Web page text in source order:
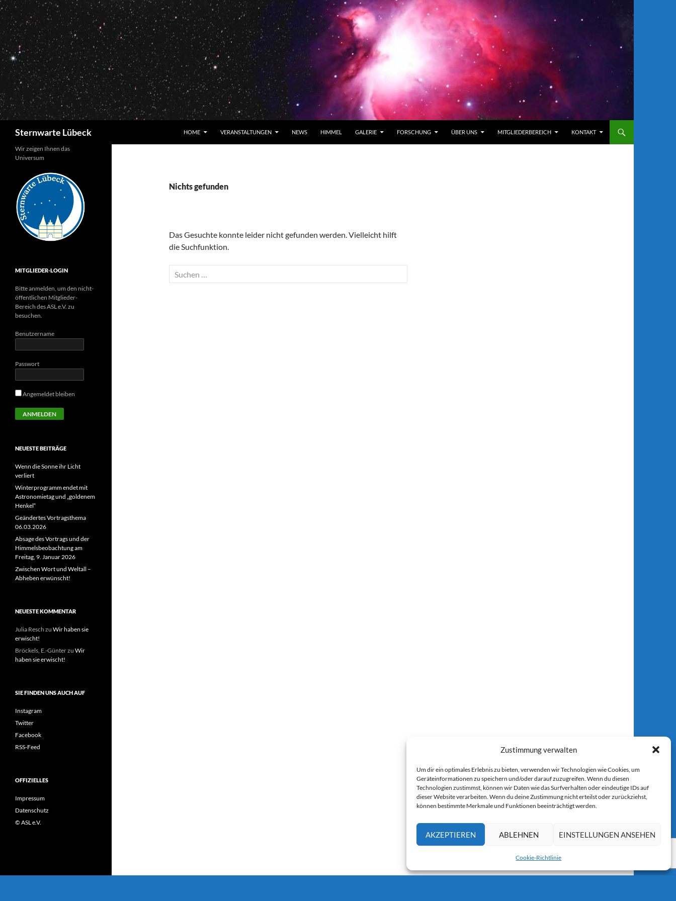
Zustimmung verwalten
Um dir ein optimales Erlebnis zu bieten, verwenden wir Technologien wie Cookies, um
Geräteinformationen zu speichern und/oder darauf zuzugreifen. Wenn du diesen
Technologien zustimmst, können wir Daten wie das Surfverhalten oder eindeutige IDs auf
dieser Website verarbeiten. Wenn du deine Zustimmung nicht erteilst oder zurückziehst,
können bestimmte Merkmale und Funktionen beeinträchtigt werden.
AKZEPTIEREN ABLEHNEN EINSTELLUNGEN ANSEHEN
Cookie-Richtlinie
Zum
Inhalt
springen
Sternwarte Lübeck HOME VERANSTALTUNGEN NEWS HIMMEL GALERIE FORSCHUNG ÜBER UNS MITGLIEDERBEREICH KONTAKT
Nichts gefunden
Das Gesuchte konnte leider nicht gefunden werden. Vielleicht hilft
die Suchfunktion.
Suchen
nach:
Wir zeigen Ihnen das
Universum
MITGLIEDER-LOGIN
Bitte anmelden, um den nicht-
öffentlichen Mitglieder-
Bereich des ASL e.V. zu
besuchen.
Benutzername
Passwort
Angemeldet bleiben
NEUESTE BEITRÄGE
Wenn die Sonne ihr Licht
verliert
Winterprogramm endet mit
Astronomietag und „goldenem
Henkel“
Geändertes Vortragsthema
06.03.2026
Absage des Vortrags und der
Himmelsbeobachtung am
Freitag, 9. Januar 2026
Zwischen Wort und Weltall –
Abheben erwünscht!
NEUESTE KOMMENTAR
Julia Resch zu Wir haben sie
erwischt!
Bröckels, E.-Günterzu Wir
haben sie erwischt!
SIE FINDEN UNS AUCH AUF
Instagram
Twitter
Facebook
RSS-Feed
OFFIZIELLES
Impressum
Datenschutz
© ASL e.V.